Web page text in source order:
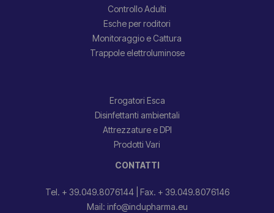
Controllo Adulti
Esche per roditori
Monitoraggio e Cattura
Trappole elettroluminose
Erogatori Esca
Disinfettanti ambientali
Attrezzature e DPI
Prodotti Vari
CONTATTI
Tel. + 39.049.8076144| Fax. + 39.049.8076146
Mail: info@indupharma.eu